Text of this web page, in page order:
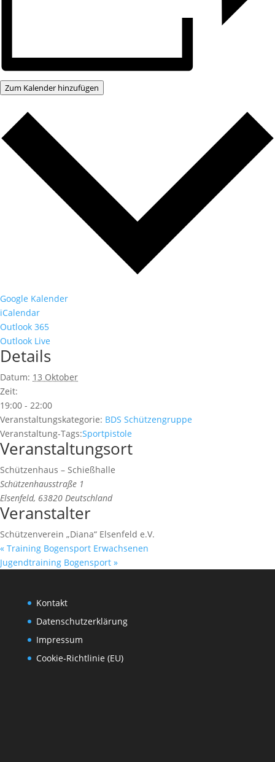
Zum Kalender hinzufügen
Google Kalender
iCalendar
Outlook 365
Outlook Live
Details
Datum: 13 Oktober
Zeit:
19:00 - 22:00
Veranstaltungskategorie: BDS Schützengruppe
Veranstaltung-Tags:Sportpistole
Veranstaltungsort
Schützenhaus – Schießhalle
Schützenhausstraße 1
Elsenfeld, 63820 Deutschland
Veranstalter
Schützenverein „Diana“ Elsenfeld e.V.
« Training Bogensport Erwachsenen
Jugendtraining Bogensport »
Kontakt
Datenschutzerklärung
Impressum
Cookie-Richtlinie (EU)